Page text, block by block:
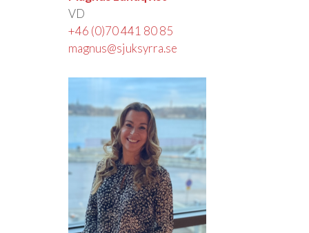
VD
+46 (0)70 441 80 85
magnus@sjuksyrra.se